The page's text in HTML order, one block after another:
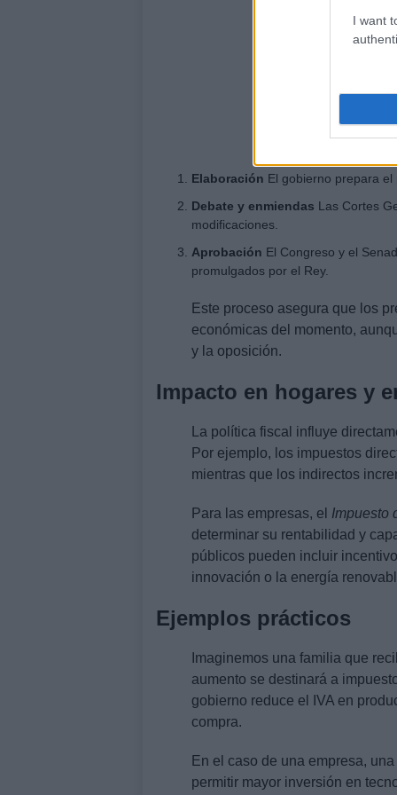
I want
Elaboración El gobierno prepara
Debate y enmiendas Las Cortes
modificaciones.
Aprobación El Congreso y el
promulgados por el Rey.
Este proceso asegura que los
económicas del momento,
y la oposición.
Impacto en hogares y
La política fiscal influye
Por ejemplo, los impuestos
mientras que los indirectos
Para las empresas, el Impuesto
determinar su rentabilidad y
públicos pueden incluir
innovación o la energía
Ejemplos prácticos
Imaginemos una familia que
aumento se destinará a
gobierno reduce el IVA en
compra.
En el caso de una empresa,
permitir mayor inversión en